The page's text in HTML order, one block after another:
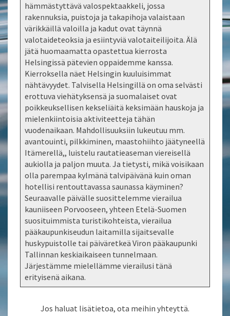
hämmästyttävä valospektaakkeli, jossa
rakennuksia, puistoja ja takapihoja valaistaan
värikkäillä valoilla ja kadut ovat täynnä
valotaideteoksia ja esiintyviä valotaiteilijoita. Älä
jätä huomaamatta opastettua kierrosta
Helsingissä pätevien oppaidemme kanssa.
Kierroksella näet Helsingin kuuluisimmat
nähtävyydet. Talvisella Helsingillä on oma selvästi
erottuva viehätyksensä ja suomalaiset ovat
poikkeuksellisen kekseliäitä keksimään hauskoja ja
mielenkiintoisia aktiviteetteja tähän
vuodenaikaan. Mahdollisuuksiin lukeutuu mm.
avantouinti, pilkkiminen, maastohiihto jäätyneellä
Itämerellä,, luistelu rautatieaseman viereisellä
aukiolla ja paljon muuta. Ja tietysti, mikä voisikaan
olla parempaa kylmänä talvipäivänä kuin oman
hotellisi rentouttavassa saunassa käyminen?
Seuraavalle päivälle suosittelemme vierailua
kauniiseen Porvooseen, yhteen Etelä-Suomen
suosituimmista turistikohteista, vierailua
pääkaupunkiseudun laitamilla sijaitsevalle
huskypuistolle tai päiväretkeä Viron pääkaupunki
Tallinnan keskiaikaiseen tunnelmaan.
Järjestämme mielellämme vierailusi tänä
erityisenä aikana.
Jos haluat lisätietoa, ota meihin yhteyttä.